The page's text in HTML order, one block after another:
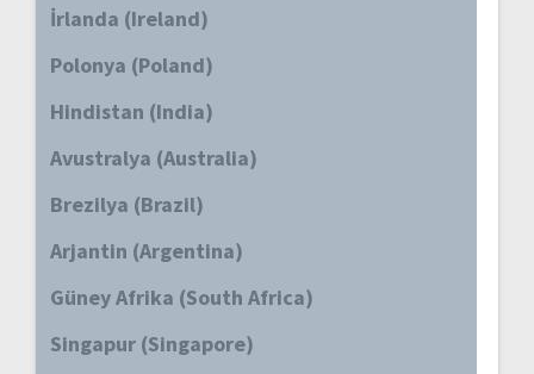
İrlanda (Ireland)
Polonya (Poland)
Hindistan (India)
Avustralya (Australia)
Brezilya (Brazil)
Arjantin (Argentina)
Güney Afrika (South Africa)
Singapur (Singapore)